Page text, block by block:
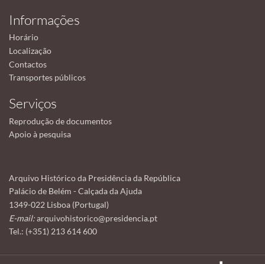
Informações
Horário
Localização
Contactos
Transportes públicos
Serviços
Reprodução de documentos
Apoio à pesquisa
Arquivo Histórico da Presidência da República
Palácio de Belém - Calçada da Ajuda
1349-022 Lisboa (Portugal)
E-mail:arquivohistorico@presidencia.pt
Tel.: (+351) 213 614 600